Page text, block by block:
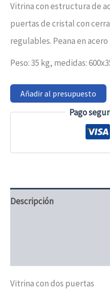
Vitrina con estructura de
puertas de cristal con
regulables. Peana en
Peso: 35 kg, medidas:
Añadir al presupuesto
Pago
Descripción
Vitrina con dos puertas